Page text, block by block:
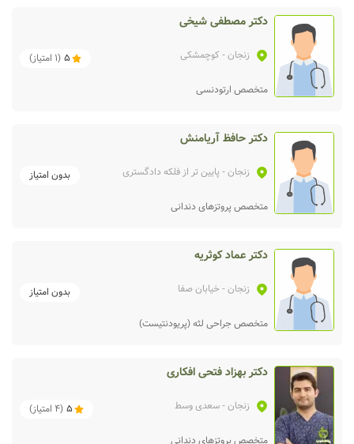
دکتر مصطفی شیخی
زنجان- کوچمشکی 5
(
1 امتیاز)
متخصص ارتودنسی
دکتر حافظ آریامنش
زنجان- پایین تر از فلکه دادگستری بدون امتیاز
متخصص پروتزهای دندانی
دکتر عماد کوثریه
زنجان- خیابان صفا بدون امتیاز
متخصص جراحی لثه (پریودنتیست)
دکتر بهزاد فتحی افکاری
زنجان- سعدی وسط 5
(
4 امتیاز)
متخصص پروتزهای دندانی